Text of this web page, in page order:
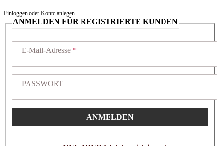
Einloggen oder Konto anlegen.
ANMELDEN FÜR REGISTRIERTE KUNDEN
E-Mail-Adresse
PASSWORT
ANMELDEN